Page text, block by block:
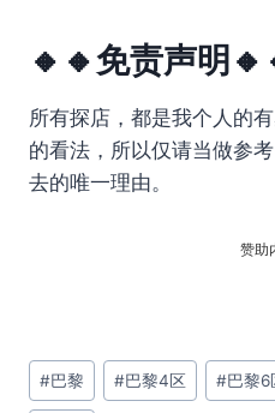
🔸🔸免责声明
所有探店，都是我个人的
的看法，所以仅请当做参
去的唯一理由。
赞助
文
章
#巴黎 #巴黎4区 #巴黎6